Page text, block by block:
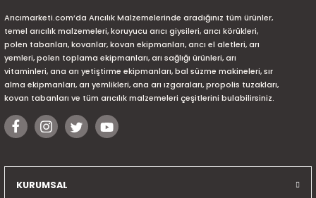
Arıcımarketi.com’da Arıcılık Malzemelerinde aradığınız tüm ürünler,
temel arıcılık malzemeleri, koruyucu arıcı giysileri, arıcı körükleri,
polen tabanları, kovanlar, kovan ekipmanları, arıcı el aletleri, arı
yemleri, polen toplama ekipmanları, arı sağlığı ürünleri, arı
vitaminleri, ana arı yetiştirme ekipmanları, bal süzme makineleri, sır
alma ekipmanları, arı yemlikleri, ana arı ızgaraları, propolis tuzakları,
kovan tabanları ve tüm arıcılık malzemeleri çeşitlerini bulabilirsiniz.
KURUMSAL